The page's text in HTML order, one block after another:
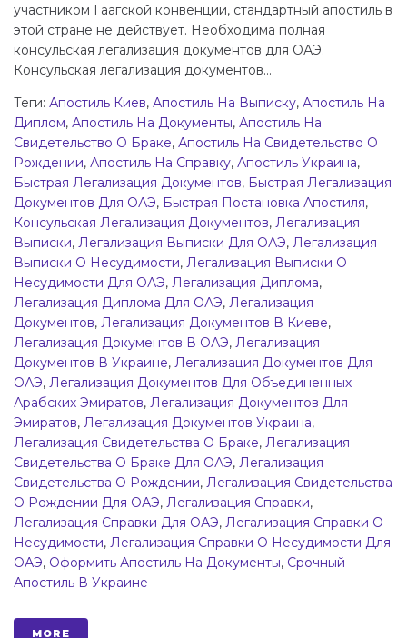
участником Гаагской конвенции, стандартный апостиль в
этой стране не действует. Необходима полная
консульская легализация документов для ОАЭ.
Консульская легализация документов...
Теги: Апостиль Киев, Апостиль На Выписку, Апостиль На
Диплом, Апостиль На Документы, Апостиль На
Свидетельство О Браке, Апостиль На Свидетельство О
Рождении, Апостиль На Справку, Апостиль Украина,
Быстрая Легализация Документов, Быстрая Легализация
Документов Для ОАЭ, Быстрая Постановка Апостиля,
Консульская Легализация Документов, Легализация
Выписки, Легализация Выписки Для ОАЭ, Легализация
Выписки О Несудимости, Легализация Выписки О
Несудимости Для ОАЭ, Легализация Диплома,
Легализация Диплома Для ОАЭ, Легализация
Документов, Легализация Документов В Киеве,
Легализация Документов В ОАЭ, Легализация
Документов В Украине, Легализация Документов Для
ОАЭ, Легализация Документов Для Объединенных
Арабских Эмиратов, Легализация Документов Для
Эмиратов, Легализация Документов Украина,
Легализация Свидетельства О Браке, Легализация
Свидетельства О Браке Для ОАЭ, Легализация
Свидетельства О Рождении, Легализация Свидетельства
О Рождении Для ОАЭ, Легализация Справки,
Легализация Справки Для ОАЭ, Легализация Справки О
Несудимости, Легализация Справки О Несудимости Для
ОАЭ, Оформить Апостиль На Документы, Срочный
Апостиль В Украине
MORE